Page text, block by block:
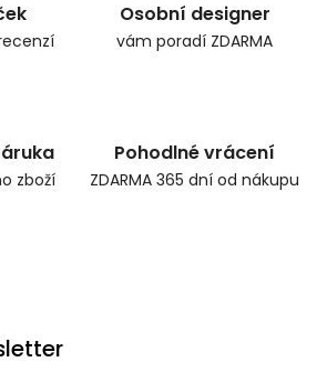
Osobní designer
vám poradí ZDARMA
zboží
Pohodlné vrácení
ZDARMA 365 dní od nákupu